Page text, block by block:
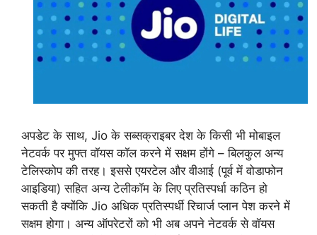
अपडेट के साथ, Jio के सब्सक्राइबर देश के किसी भी मोबाइल
नेटवर्क पर मुफ्त वॉयस कॉल करने में सक्षम होंगे – बिलकुल अन्य
टेलिस्कोप की तरह। इससे एयरटेल और वीआई (पूर्व में वोडाफोन
आइडिया) सहित अन्य टेलीकॉम के लिए प्रतिस्पर्धा कठिन हो
सकती है क्योंकि Jio अधिक प्रतिस्पर्धी रिचार्ज प्लान पेश करने में
सक्षम होगा। अन्य ऑपरेटरों को भी अब अपने नेटवर्क से वॉयस